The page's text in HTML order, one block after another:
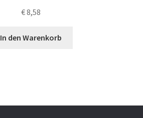
€8,58
In den Warenkorb